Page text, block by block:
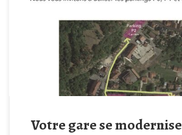
Votre gare se modernise